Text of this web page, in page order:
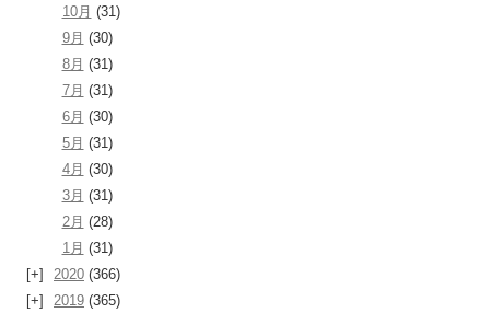
10月 (31)
9月 (30)
8月 (31)
7月 (31)
6月 (30)
5月 (31)
4月 (30)
3月 (31)
2月 (28)
1月 (31)
2020 (366)
2019 (365)